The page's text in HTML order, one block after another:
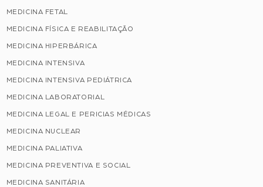
MEDICINA FETAL
MEDICINA FÍSICA E REABILITAÇÃO
MEDICINA HIPERBÁRICA
MEDICINA INTENSIVA
MEDICINA INTENSIVA PEDIÁTRICA
MEDICINA LABORATORIAL
MEDICINA LEGAL E PERICIAS MÉDICAS
MEDICINA NUCLEAR
MEDICINA PALIATIVA
MEDICINA PREVENTIVA E SOCIAL
MEDICINA SANITÁRIA